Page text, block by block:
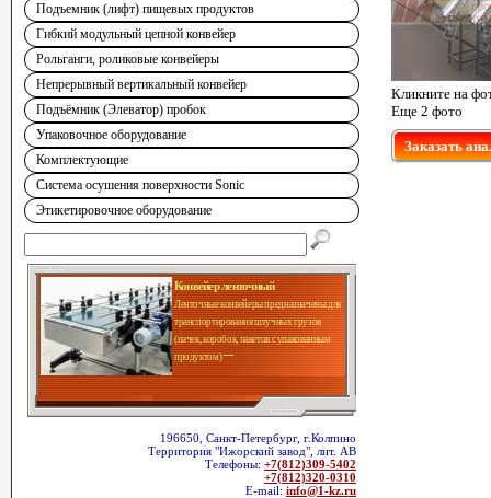
Подъемник (лифт) пищевых продуктов
Гибкий модульный цепной конвейер
Рольганги, роликовые конвейеры
Непрерывный вертикальный конвейер
Подъёмник (Элеватор) пробок
Упаковочное оборудование
Комплектующие
Система осушения поверхности Sonic
Этикетировочное оборудование
Конвейер ленточный
Ленточные конвейеры предназначены для
транспортирования штучных грузов
(пачек, коробок, пакетов с упакованным
продуктом)
196650, Санкт-Петербург, г.Колпино
Территория "Ижорский завод", лит. АВ
Телефоны: +7(812)309-5402
+7(812)320-0310
E-mail: info@1-kz.ru
Кликните на
Еще 2 фото
Заказать